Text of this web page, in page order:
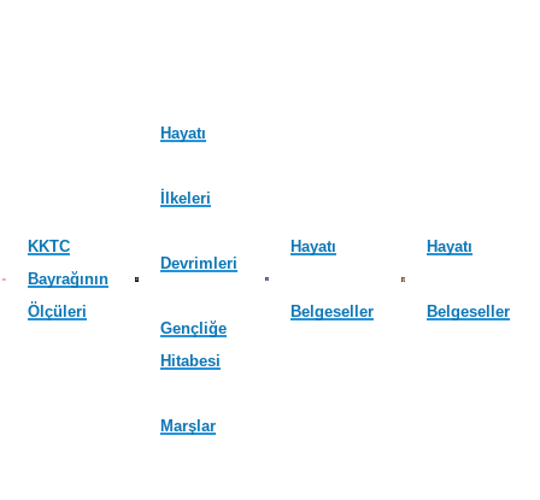
KKTC
Bayrağının
Ölçüleri
Hayatı
İlkeleri
Devrimleri
Gençliğe
Hitabesi
Marşlar
Hayatı
Belgeseller
Hayatı
Belgeseller